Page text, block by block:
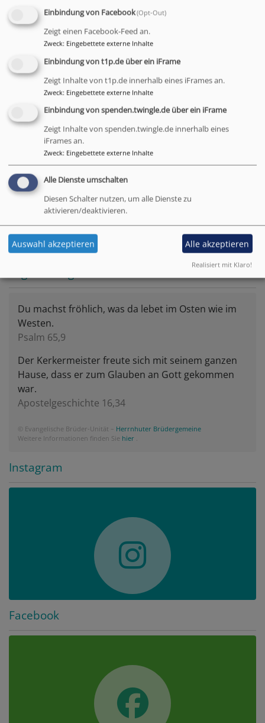
Bei Fragen, Problemen und Anregungen sind wir für Sie
telefonisch (Tel.: 0921 596313), per E-Mail
mav.dek.bayreuth@elkb.de) oder über den Postweg
(MAV Dekanat Bayreuth, Kirchplatz 2, 95444 Bayreuth)
erreichbar.
Gerne kann auch ein persönlicher Gesprächstermin
vereinbart werden.
TelefonischeBürozeiten:
Montag von 08:00 Uhr bis 10:30 Uhr und Freitag von
08:00 Uhr bis 10:30 Uhr
Mitarbeitervertretung
Du machst fröhlich, was da lebet im Osten wie im
Westen.
Psalm 65,9
Der Kerkermeister freute sich mit seinem ganzen
Hause, dass er zum Glauben an Gott gekommen
war.
Apostelgeschichte 16,34
© Evangelische Brüder-Unität – Herrnhuter Brüdergemeine
Weitere Informationen finden Sie hier .
Instagram
Facebook
Einbindung von Facebook(Opt-Out)
Zeigt einen Facebook-Feed an.
Zweck: Eingebettete externe Inhalte
Einbindung von t1p.de über ein iFrame
Zeigt Inhalte von t1p.de innerhalb eines iFrames an.
Zweck: Eingebettete externe Inhalte
Einbindung von spenden.twingle.de über ein iFrame
Zeigt Inhalte von spenden.twingle.de innerhalb eines
iFrames an.
Zweck: Eingebettete externe Inhalte
Alle Dienste umschalten
Diesen Schalter nutzen, um alle Dienste zu
aktivieren/deaktivieren.
Auswahl akzeptieren Alle akzeptieren
Realisiert mit Klaro!